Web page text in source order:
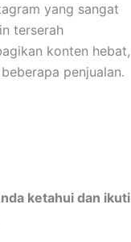
yang sangat
terserah
konten hebat,
penjualan.
ketahui dan ikuti